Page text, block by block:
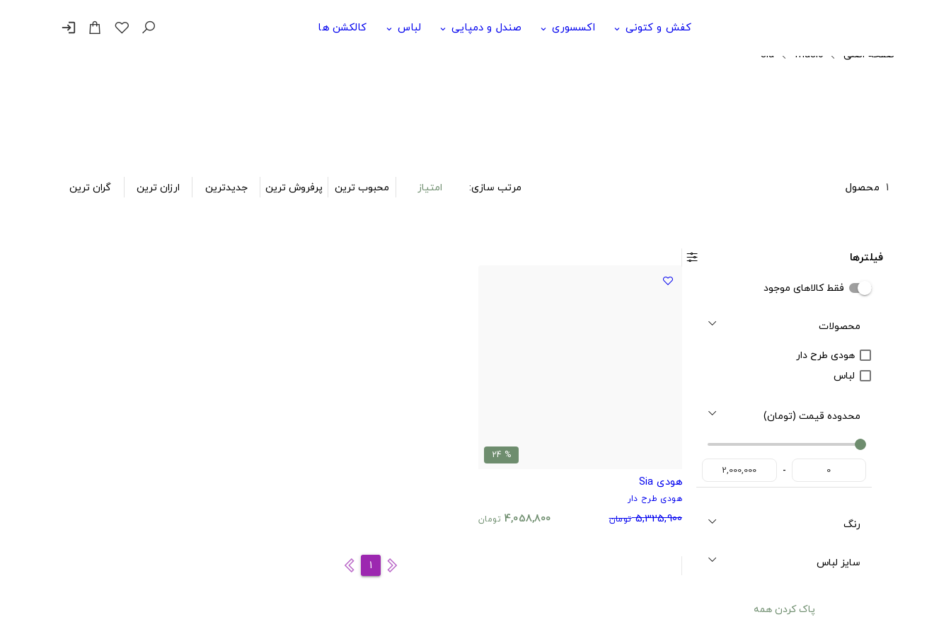
کفش و کتونی keyboard_arrow_down اکسسوری keyboard_arrow_down صندل و دمپایی keyboard_arrow_down لباس keyboard_arrow_down کالکشن ها login
صفحه اصلی music
sia
1 محصول مرتب سازی: امتیاز محبوب ترین پرفروش ترین جدیدترین ارزان ترین گران ترین
فیلترها
فقط کالاهای موجود
محصولات
هودی طرح دار
لباس
محدوده قیمت (تومان)
4058800
4058800
0
-
2,000,000
رنگ
سایز لباس
پاک کردن همه
% 24
هودی Sia
هودی طرح دار
5,325,900 تومان 4,058,800 تومان
1